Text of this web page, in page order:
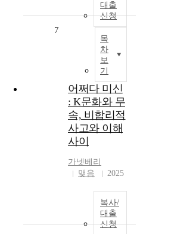
대출
신청
목
차
보
기
7
어쩌다 미신
: K문화와 무
속, 비합리적
사고와 이해
사이
가넷베리
맺음
2025
복사/
대출
신청